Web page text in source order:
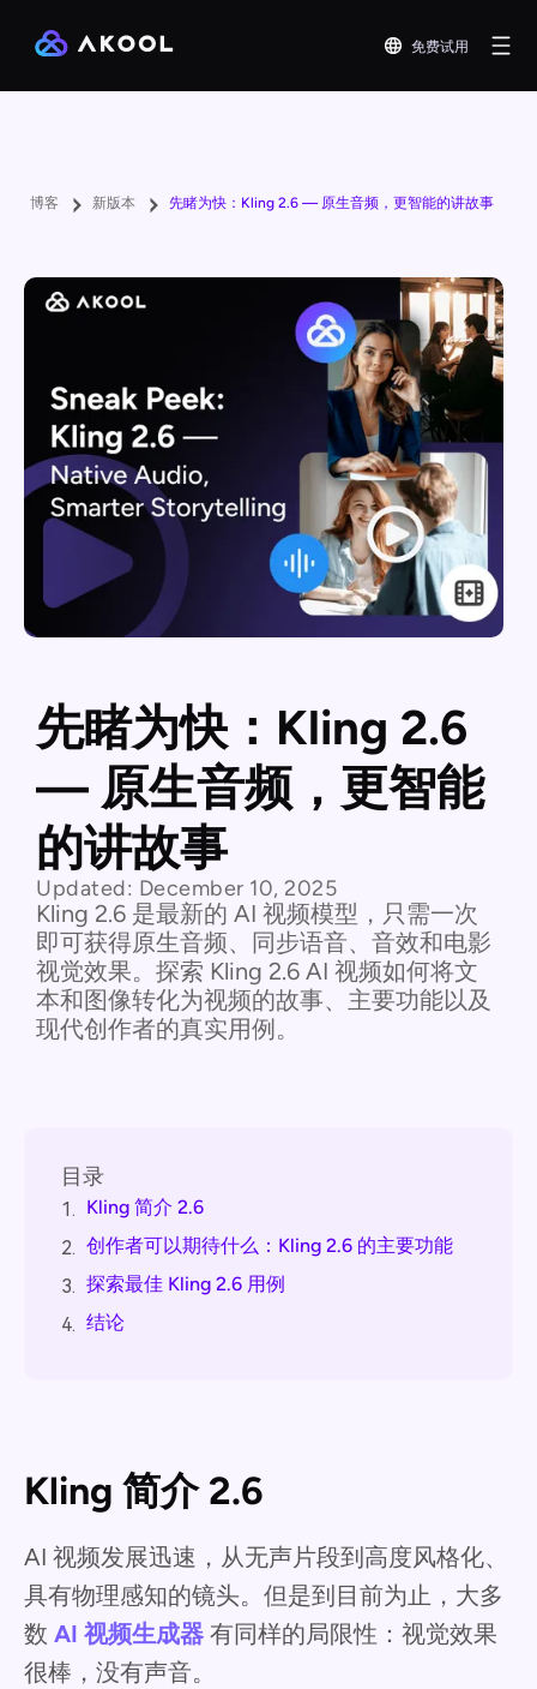
免费试用
博客 新版本 先睹为快：Kling 2.6 — 原生音频，更智能的讲故事
先睹为快：Kling 2.6
— 原生音频，更智能
的讲故事
Updated: December 10, 2025
Kling 2.6 是最新的 AI 视频模型，只需一次
即可获得原生音频、同步语音、音效和电影
视觉效果。探索 Kling 2.6 AI 视频如何将文
本和图像转化为视频的故事、主要功能以及
现代创作者的真实用例。
目录
1. Kling 简介 2.6
2. 创作者可以期待什么：Kling 2.6 的主要功能
3. 探索最佳 Kling 2.6 用例
4. 结论
Kling 简介 2.6
AI 视频发展迅速，从无声片段到高度风格化、
具有物理感知的镜头。但是到目前为止，大多
数 AI 视频生成器 有同样的局限性：视觉效果
很棒，没有声音。